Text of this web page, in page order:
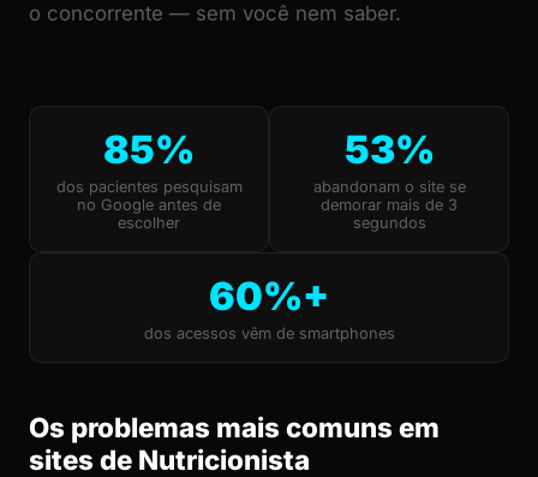
o concorrente — sem você nem saber.
85%
dos pacientes pesquisam
no Google antes de
escolher
53%
abandonam o site se
demorar mais de 3
segundos
60%+
dos acessos vêm de smartphones
Os problemas mais comuns em
sites de Nutricionista